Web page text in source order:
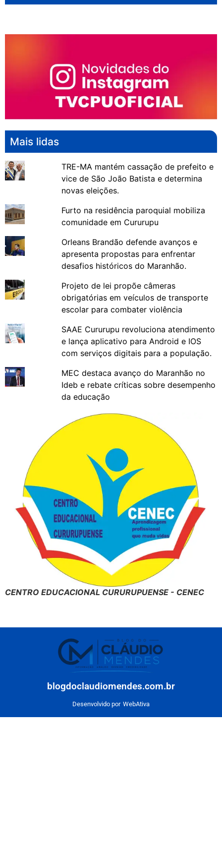
Mais lidas
TRE-MA mantém cassação de prefeito e
vice de São João Batista e determina
novas eleições.
Furto na residência paroquial mobiliza
comunidade em Cururupu
Orleans Brandão defende avanços e
apresenta propostas para enfrentar
desafios históricos do Maranhão.
Projeto de lei propõe câmeras
obrigatórias em veículos de transporte
escolar para combater violência
SAAE Cururupu revoluciona atendimento
e lança aplicativo para Android e IOS
com serviços digitais para a população.
MEC destaca avanço do Maranhão no
Ideb e rebate críticas sobre desempenho
da educação
CENTRO EDUCACIONAL CURURUPUENSE - CENEC
blogdoclaudiomendes.com.br
Desenvolvido por WebAtiva